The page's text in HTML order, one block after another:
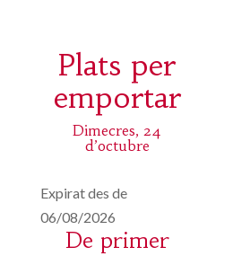
Plats per
emportar
Dimecres, 24
d’octubre
Expirat des de
06/08/2026
De primer